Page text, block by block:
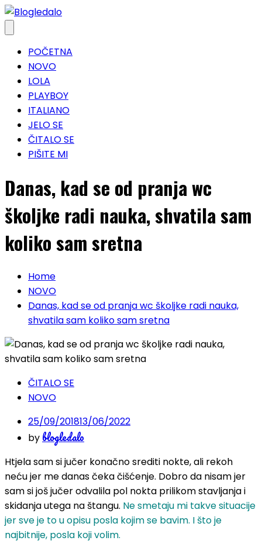
Skip
to
POČETNA
NOVO
LOLA
PLAYBOY
ITALIANO
JELO SE
ČITALO SE
PIŠITE MI
Danas, kad se od pranja wc
školjke radi nauka, shvatila sam
koliko sam sretna
Home
NOVO
Danas, kad se od pranja wc školjke radi nauka,
shvatila sam koliko sam sretna
ČITALO SE
NOVO
25/09/201813/06/2022
by blogledalo
Htjela sam si jučer konačno srediti nokte, ali rekoh
neću jer me danas čeka čišćenje. Dobro da nisam jer
sam si još jučer odvalila pol nokta prilikom stavljanja i
skidanja utega na štangu. Ne smetaju mi takve situacije
jer sve je to u opisu posla kojim se bavim. I što je
najbitnije, posla koji volim.